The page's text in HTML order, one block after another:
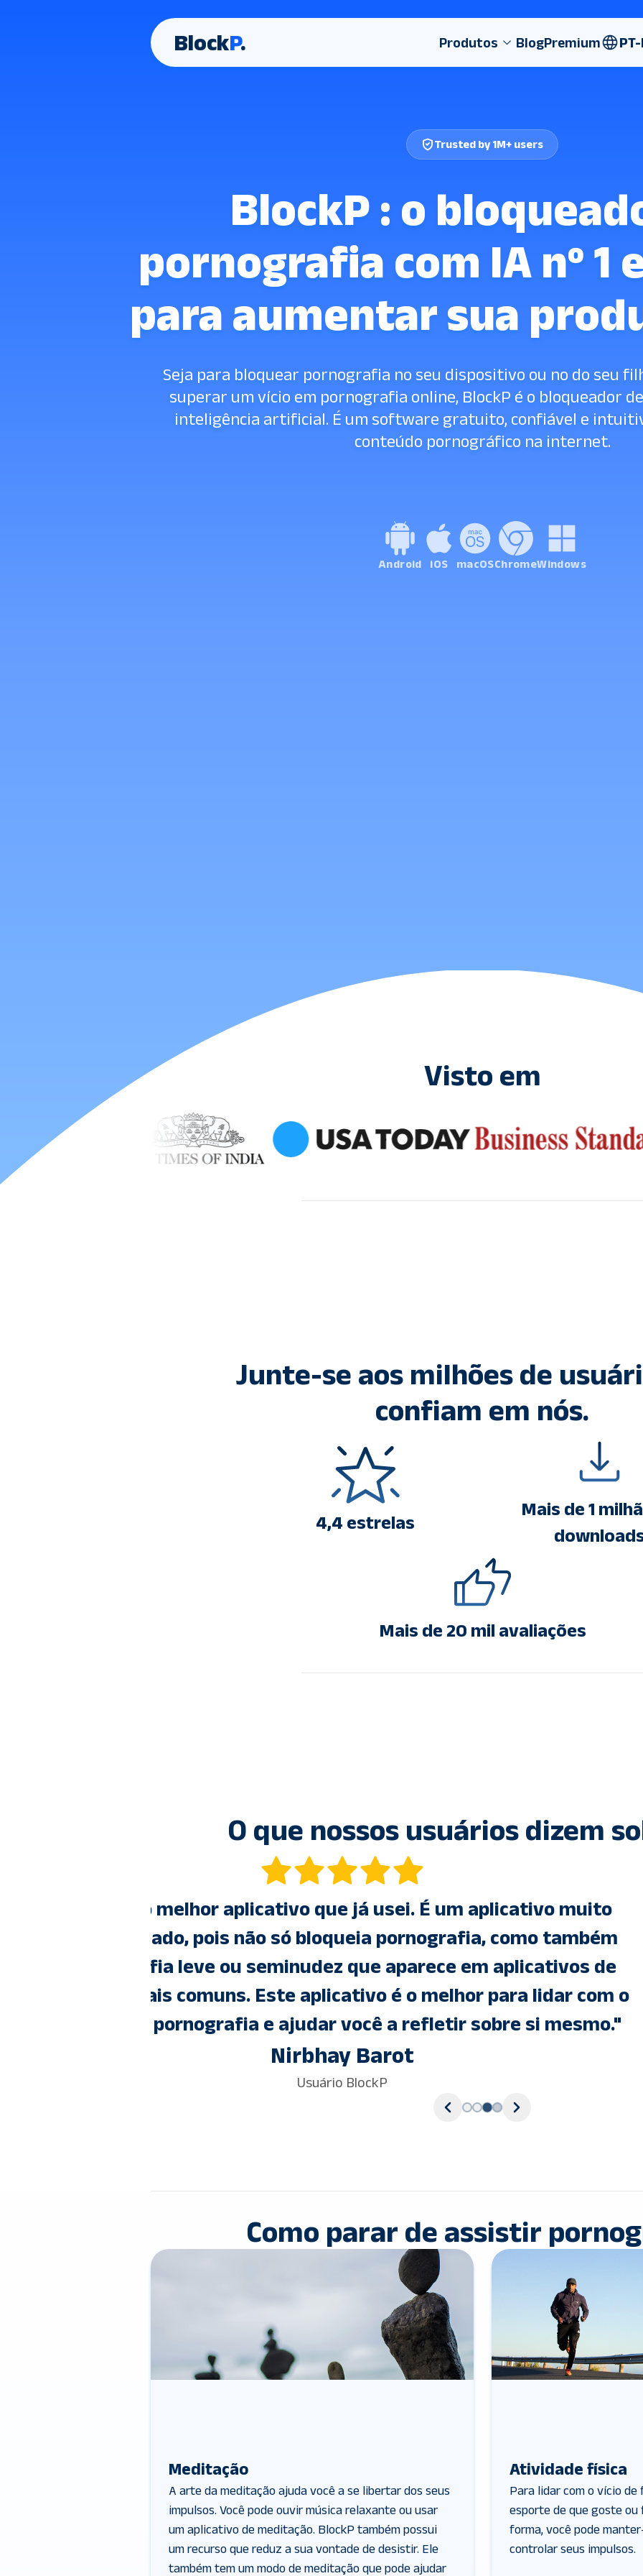
BlockP. Produtos BlogPremium
Trusted by 1M+ users
BlockP : o
pornografia com IA nº 1
para aumentar sua
Seja para bloquear pornografia no seu dispositivo ou no do seu
superar um vício em pornografia online, BlockP é o bloqueador
inteligência artificial. É um software gratuito, confiável e
conteúdo pornográfico na internet.
Android iOS macOSChromeWindows
Visto em
Junte-se aos milhões de
confiam em nós.
4,4 estrelas
Mais de 1
Mais de 20 mil avaliações
O que nossos usuários dizem
"Após usar BlockP por alguns meses, posso
aplicativo altamente eficaz para bloquear
excelente serviço de atendimento ao cliente que
mails geralmente em até 24 horas e lança
para corrigir erros e aprimorar o
Austen Gledhill
Como parar de assistir
Meditação
A arte da meditação ajuda você a se libertar dos seus
impulsos. Você pode ouvir música relaxante ou usar
um aplicativo de meditação. BlockP também possui
um recurso que reduz a sua vontade de desistir. Ele
também tem um modo de meditação que pode ajudar
Atividade física
Para lidar com o vício de
esporte de que goste ou
forma, você pode
controlar seus impulsos.